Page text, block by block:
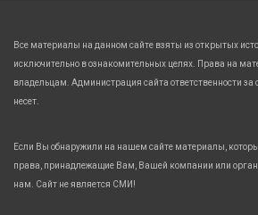
Все материалы на данном сайте взяты из открытых
исключительно в ознакомительных целях. Права на
владельцам. Администрация сайта ответственности
несет.
Если Вы обнаружили на нашем сайте материалы,
права, принадлежащие Вам, Вашей компании или
нам. Сайт не является СМИ!